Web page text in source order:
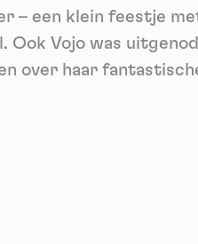
– een klein feestje
Ook Vojo was
over haar
disallowed -This
Deny